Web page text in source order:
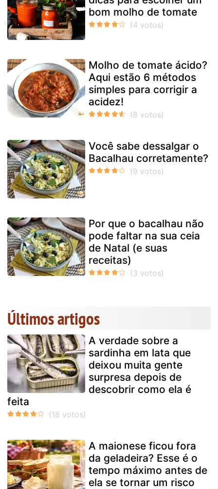
bom molho de tomate
Molho de tomate ácido?
Aqui estão 6 métodos
simples para corrigir a
acidez!
Você sabe dessalgar o
Bacalhau corretamente?
Por que o bacalhau não
pode faltar na sua ceia
de Natal (e suas
receitas)
Últimos artigos
A verdade sobre a
sardinha em lata que
deixou muita gente
surpresa depois de
descobrir como ela é
feita
A maionese ficou fora
da geladeira? Esse é o
tempo máximo antes de
ela se tornar um risco